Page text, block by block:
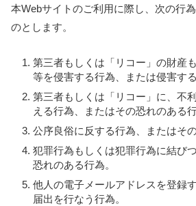
本Webサイトのご利用に際し、次の行
のとします。
第三者もしくは「リコー」の財産
等を侵害する行為、または侵害す
第三者もしくは「リコー」に、不
える行為、またはその恐れのある行
公序良俗に反する行為、またはそ
犯罪行為もしくは犯罪行為に結び
恐れのある行為。
他人の電子メールアドレスを登録
届出を行なう行為。